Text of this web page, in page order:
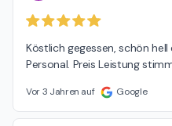
Köstlich gegessen, schön
Personal. Preis Leistung
Vor 3 Jahren auf Google